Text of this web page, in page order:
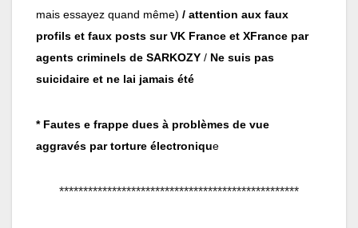
mais essayez quand même) / attention aux faux
profils et faux posts sur VK France et XFrance par
agents criminels de SARKOZY / Ne suis pas
suicidaire et ne lai jamais été
* Fautes e frappe dues à problèmes de vue
aggravés par torture électronique
**************************************************